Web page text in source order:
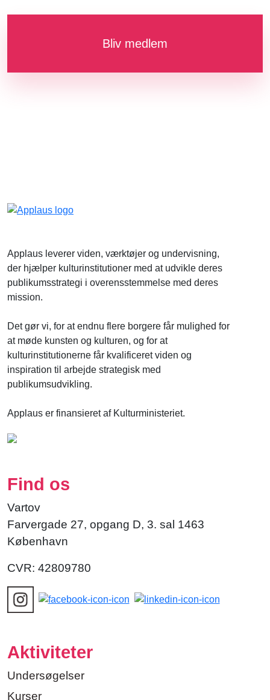
Bliv medlem
Applaus leverer viden, værktøjer og undervisning,
der hjælper kulturinstitutioner med at udvikle deres
publikumsstrategi i overensstemmelse med deres
mission.
Det gør vi, for at endnu flere borgere får mulighed for
at møde kunsten og kulturen, og for at
kulturinstitutionerne får kvalificeret viden og
inspiration til arbejde strategisk med
publikumsudvikling.
Applaus er finansieret af Kulturministeriet.
Find os
Vartov
Farvergade 27, opgang D, 3. sal 1463
København
CVR: 42809780
Aktiviteter
Undersøgelser
Kurser